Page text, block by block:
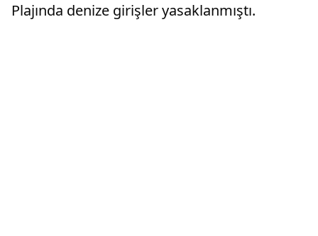
Plajında denize girişler yasaklanmıştı.